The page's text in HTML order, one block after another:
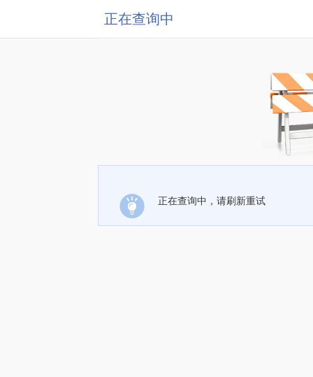
正在查询中
正在查询中，请刷新重试